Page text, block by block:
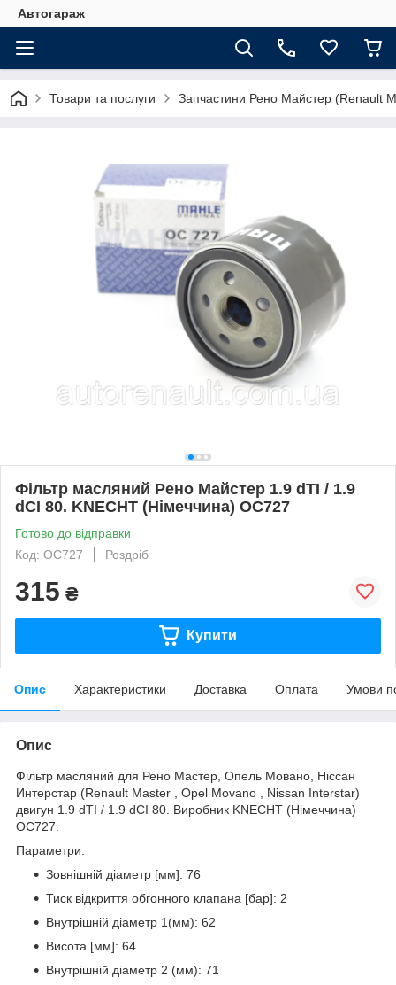
Автогараж
Товари та послуги Запчастини Рено Майстер (Renault
Фільтр масляний Рено Майстер 1.9 dTI / 1.9
dCI 80. KNECHT (Німеччина) OC727
Готово до відправки
Код: OC727
Роздріб
315 ₴
Купити
Опис Характеристики Доставка Оплата Умови
Опис
Фільтр масляний для Рено Мастер, Опель Мовано, Ніссан
Интерстар (Renault Master , Opel Movano , Nissan Interstar)
двигун 1.9 dTI / 1.9 dCI 80. Виробник KNECHT (Німеччина)
OC727.
Параметри:
Зовнішній діаметр [мм]: 76
Тиск відкриття обгонного клапана [бар]: 2
Внутрішній діаметр 1(мм): 62
Висота [мм]: 64
Внутрішній діаметр 2 (мм): 71